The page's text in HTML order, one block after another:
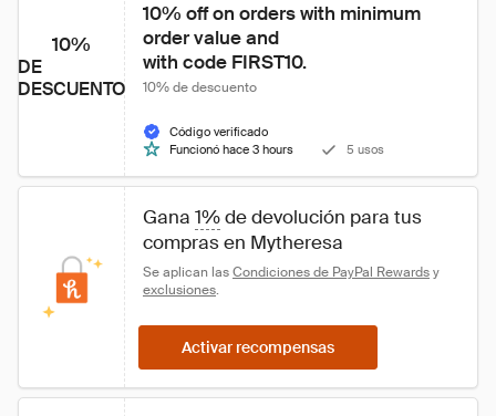
10%
DE
DESCUENTO
10% off on orders with minimum
order value and
with code FIRST10.
10% de descuento
Código verificado
Funcionó hace 3 hours
5 usos
Gana 1% de devolución para tus
compras en Mytheresa
Se aplican las Condiciones de PayPal Rewards y
exclusiones.
Activar recompensas